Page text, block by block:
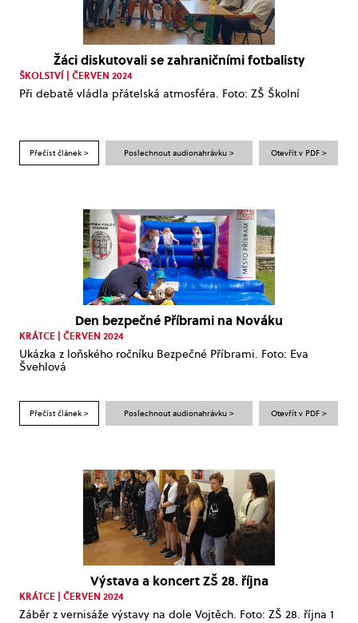
Žáci diskutovali se zahraničními fotbalisty
ŠKOLSTVÍ | ČERVEN 2024
Při debatě vládla přátelská atmosféra. Foto: ZŠ Školní
Přečíst článek > Poslechnout audionahrávku > Otevřít v PDF >
Den bezpečné Příbrami na Nováku
KRÁTCE | ČERVEN 2024
Ukázka z loňského ročníku Bezpečné Příbrami. Foto: Eva
Švehlová
Přečíst článek > Poslechnout audionahrávku > Otevřít v PDF >
Výstava a koncert ZŠ 28. října
KRÁTCE | ČERVEN 2024
Záběr z vernisáže výstavy na dole Vojtěch. Foto: ZŠ 28. října 1